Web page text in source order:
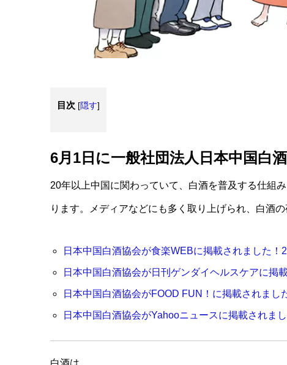
目次 [隠す]
6月1日に一般社団法人日本中国白
20年以上中国に関わっていて、白酒を普及する仕組
ります。メディアなどにも多く取り上げられ、白酒
日本中国白酒協会が食楽WEBに掲載されました！
日本中国白酒協会が日刊ゲンダイヘルスケアに掲
日本中国白酒協会がFOOD FUN！に掲載されまし
日本中国白酒協会がYahooニュースに掲載されま